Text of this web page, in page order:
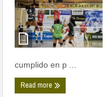
cumplido en p ...
Read more